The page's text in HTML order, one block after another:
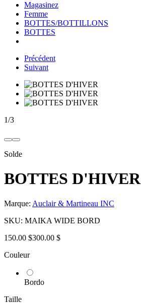
Magasinez
Femme
BOTTES/BOTTILLONS
BOTTES
Précédent
Suivant
1/3
Solde
BOTTES D'HIVER
Marque: Auclair & Martineau INC
SKU: MAIKA WIDE BORD
150.00 $300.00 $
Couleur
Bordo
Taille